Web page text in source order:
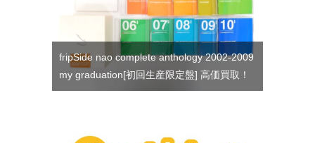
fripSide nao complete anthology 2002-2009
my graduation[初回生産限定盤] 高価買取！